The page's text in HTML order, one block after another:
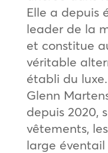
Elle a depuis
leader de la
et constitue
véritable
établi du luxe.
Glenn
depuis 2020,
vêtements,
large